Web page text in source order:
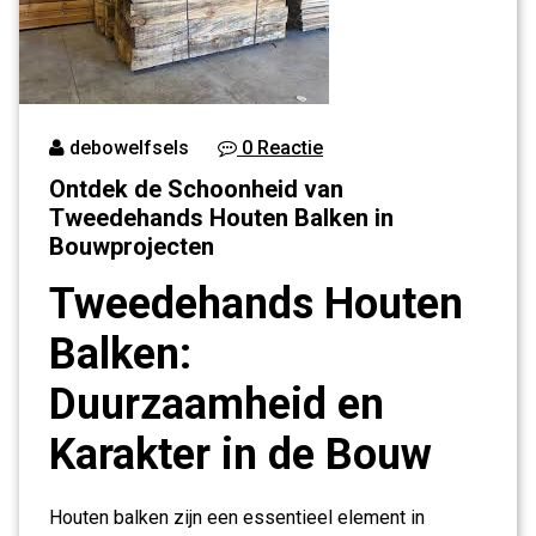
debowelfsels 0 Reactie
Ontdek de Schoonheid van
Tweedehands Houten Balken in
Bouwprojecten
Tweedehands Houten
Balken:
Duurzaamheid en
Karakter in de Bouw
Houten balken zijn een essentieel element in